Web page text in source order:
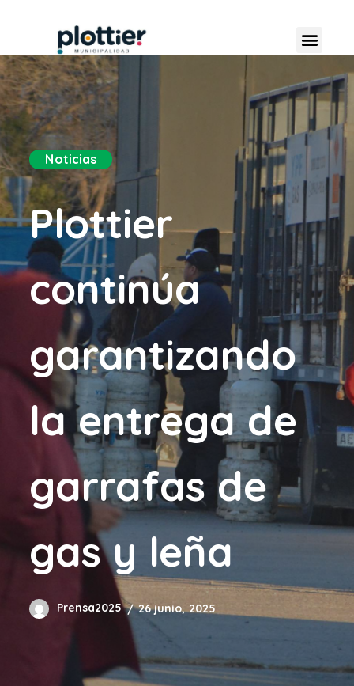
Noticias
Plottier
continúa
garantizando
la entrega de
garrafas de
gas y leña
Prensa2025 26 junio, 2025